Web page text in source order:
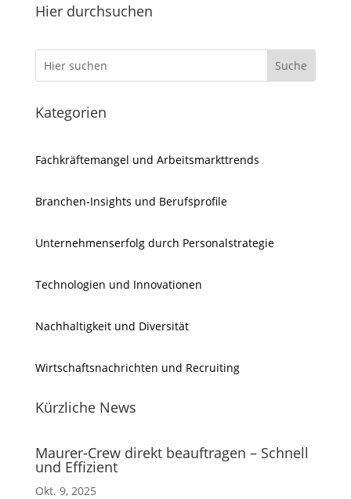
Hier durchsuchen
Kategorien
Fachkräftemangel und Arbeitsmarkttrends
Branchen-Insights und Berufsprofile
Unternehmenserfolg durch Personalstrategie
Technologien und Innovationen
Nachhaltigkeit und Diversität
Wirtschaftsnachrichten und Recruiting
Kürzliche News
Maurer-Crew direkt beauftragen – Schnell
und Effizient
Okt. 9, 2025